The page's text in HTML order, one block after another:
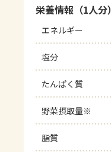
栄養情報（1人分）
エネルギー
塩分
たんぱく質
野菜摂取量※
脂質